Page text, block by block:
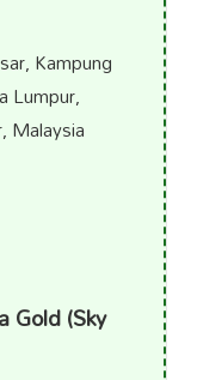
Kampung
Lumpur,
Malaysia
Gold (Sky